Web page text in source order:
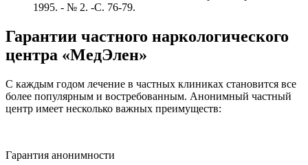
1995. - № 2. -С. 76-79.
Гарантии частного наркологического
центра «МедЭлен»
С каждым годом лечение в частных клиниках становится все
более популярным и востребованным. Анонимный частный
центр имеет несколько важных преимуществ:
Гарантия анонимности